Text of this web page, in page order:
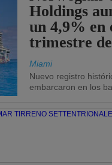
Holdings
un 4,9% en
trimestre
Miami
Nuevo registro
embarcaron en los